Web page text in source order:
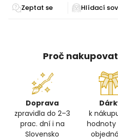
Zeptat se
Proč
Doprava
zpravidla do 2–3
prac. dní i na
Slovensko
k
hodnoty